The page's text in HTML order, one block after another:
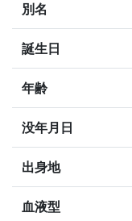
別名
誕生日
年齢
没年月日
出身地
血液型